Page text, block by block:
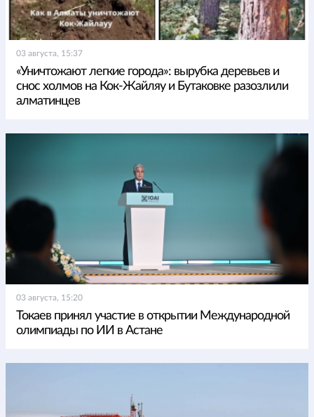
03 августа, 15:37
«Уничтожают легкие города»: вырубка деревьев и
снос холмов на Кок-Жайляу и Бутаковке разозлили
алматинцев
03 августа, 15:20
Токаев принял участие в открытии Международной
олимпиады по ИИ в Астане